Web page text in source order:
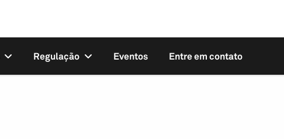
Regulação Eventos Entre em contato